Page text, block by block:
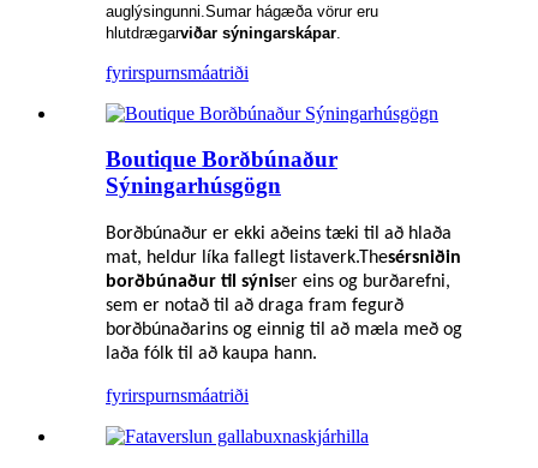
auglýsingunni.Sumar hágæða vörur eru
hlutdrægarviðar sýningarskápar
fyrirspurnsmáatriði
Boutique Borðbúnaður
Sýningarhúsgögn
Borðbúnaður er ekki aðeins tæki til að hlaða
mat, heldur líka fallegt listaverk.Thesérsniðin
borðbúnaður til sýniser eins og burðarefni,
sem er notað til að draga fram fegurð
borðbúnaðarins og einnig til að mæla með og
laða fólk til að kaupa hann.
fyrirspurnsmáatriði